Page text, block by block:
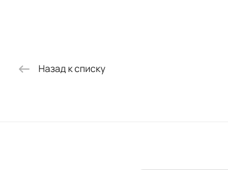
Назад к списку